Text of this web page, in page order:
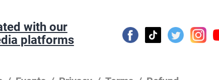
with our
platforms